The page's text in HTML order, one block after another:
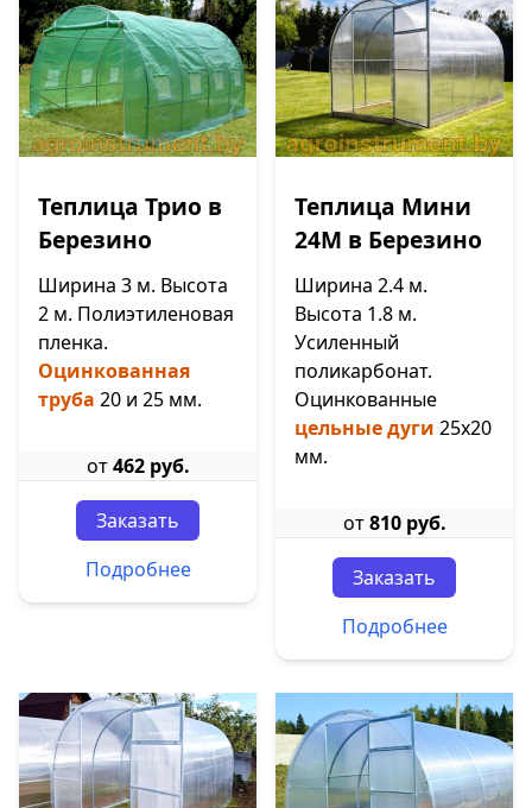
Теплица Трио в
Березино
Ширина 3 м. Высота
2 м. Полиэтиленовая
пленка.
Оцинкованная
труба 20 и 25 мм.
от462 руб.
Заказать
Подробнее
Теплица Мини
24М в Березино
Ширина 2.4 м.
Высота 1.8 м.
Усиленный
поликарбонат.
Оцинкованные
цельные дуги 25х20
мм.
от810 руб.
Заказать
Подробнее